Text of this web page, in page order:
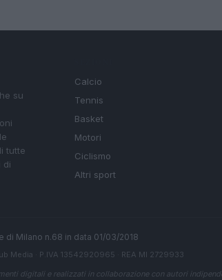
su
tutte
di
Calcio
Tennis
Basket
Motori
Ciclismo
Altri sport
Milano n.68 in data 01/03/2018
Media · P.IVA 13542920965 · REA MI 2729933
digitali e realizzati in collaborazione con autori